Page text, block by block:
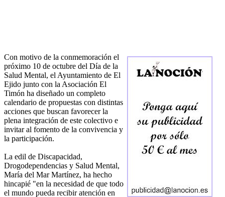
Con motivo de la conmemoración el
próximo 10 de octubre del Día de la
Salud Mental, el Ayuntamiento de El
Ejido junto con la Asociación El
Timón ha diseñado un completo
calendario de propuestas con distintas
acciones que buscan favorecer la
plena integración de este colectivo e
invitar al fomento de la convivencia y
la participación.
La edil de Discapacidad,
Drogodependencias y Salud Mental,
María del Mar Martínez, ha hecho
hincapié "en la necesidad de que todo
el mundo pueda recibir atención en